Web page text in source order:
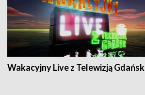
Wakacyjny Live z Telewizją Gdańsk